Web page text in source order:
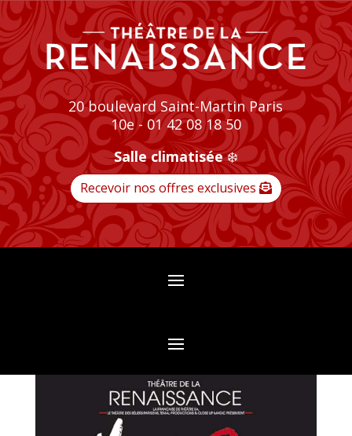
20 boulevard Saint-Martin Paris
10e - 01 42 08 18 50
Salle climatisée ❄️
Recevoir nos offres exclusives